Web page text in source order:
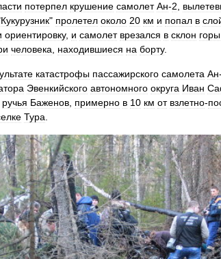
потерпел крушение самолет Ан-2
Кукурузник" пролетел около 20 км и попал в
ориентировку, и самолет врезался в склон горы
человека находившиеся на борту.
катастрофы пассажирского самолета Ан-
Эвенкийского автономного округа Иван
ручья Баженов примерно в 10 км от взлетно-
Тура